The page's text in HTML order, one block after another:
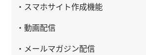
・スマホサイト作成機能
・動画配信
・メールマガジン配信